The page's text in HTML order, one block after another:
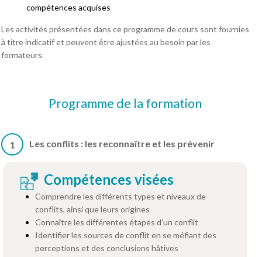
compétences acquises
Les activités présentées dans ce programme de cours sont fournies
à titre indicatif et peuvent être ajustées au besoin par les
formateurs.
Programme de la formation
1 Les conflits : les reconnaître et les prévenir
Compétences visées
Comprendre les différents types et niveaux de
conflits, ainsi que leurs origines
Connaître les différentes étapes d’un conflit
Identifier les sources de conflit en se méfiant des
perceptions et des conclusions hâtives